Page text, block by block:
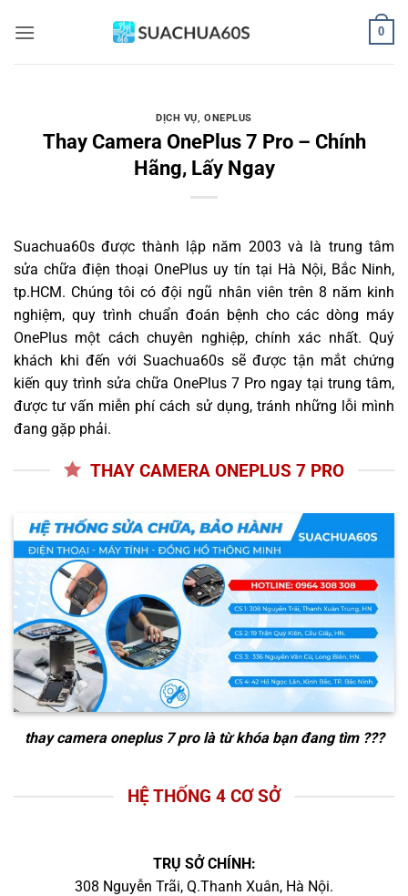
qua
0
DỊCH VỤ,ONEPLUS
Thay Camera OnePlus 7 Pro – Chính
Hãng, Lấy Ngay
Suachua60s được thành lập năm 2003 và là trung tâm
sửa chữa điện thoại OnePlus uy tín tại Hà Nội, Bắc Ninh,
tp.HCM. Chúng tôi có đội ngũ nhân viên trên 8 năm kinh
nghiệm, quy trình chuẩn đoán bệnh cho các dòng máy
OnePlus một cách chuyên nghiệp, chính xác nhất. Quý
khách khi đến với Suachua60s sẽ được tận mắt chứng
kiến quy trình sửa chữa OnePlus 7 Pro ngay tại trung tâm,
được tư vấn miễn phí cách sử dụng, tránh những lỗi mình
đang gặp phải.
THAY CAMERA ONEPLUS 7 PRO
thay camera oneplus 7 prolà từ khóa bạn đang tìm ???
HỆ THỐNG 4 CƠ SỞ
TRỤ SỞ CHÍNH:
308 Nguyễn Trãi, Q.Thanh Xuân, Hà Nội.